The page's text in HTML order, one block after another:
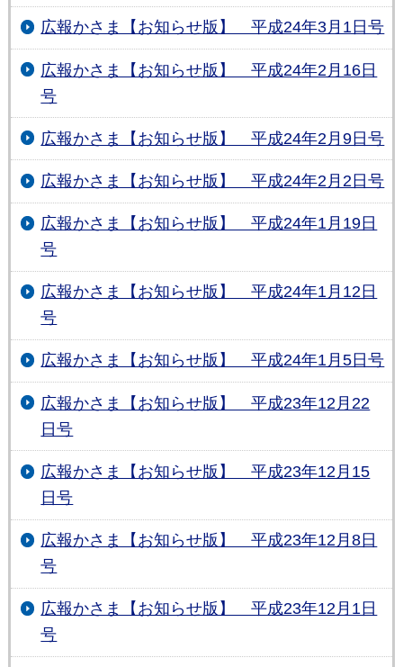
広報かさま【お知らせ版】 平成24年3月1日号
広報かさま【お知らせ版】 平成24年2月16日
号
広報かさま【お知らせ版】 平成24年2月9日号
広報かさま【お知らせ版】 平成24年2月2日号
広報かさま【お知らせ版】 平成24年1月19日
号
広報かさま【お知らせ版】 平成24年1月12日
号
広報かさま【お知らせ版】 平成24年1月5日号
広報かさま【お知らせ版】 平成23年12月22
日号
広報かさま【お知らせ版】 平成23年12月15
日号
広報かさま【お知らせ版】 平成23年12月8日
号
広報かさま【お知らせ版】 平成23年12月1日
号